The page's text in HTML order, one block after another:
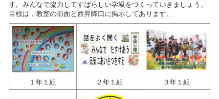
す。みんなで協力してすばらしい学級をつくっていきましょう。
目標は，教室の前面と西昇降口に掲示してあります。
１年１組 ２年１組 ３年１組